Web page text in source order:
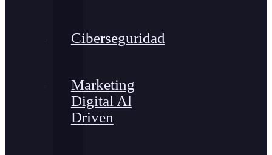
Ciberseguridad
Marketing
Digital Al
Driven